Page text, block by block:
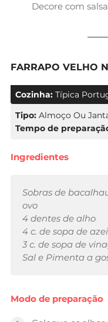
Decore com
FARRAPO VELHO
Cozinha: Típica
Tipo: Almoço Ou
Tempo de
Ingredientes
Sobras de
ovo
4 dentes de alho
4 c. de sopa de
3 c. de sopa de
Sal e Pimenta a
Modo de preparação